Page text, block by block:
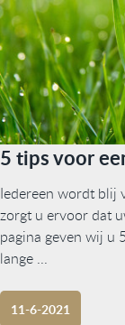
5 tips voor
Iedereen wordt blij
zorgt u ervoor dat
pagina geven wij u
lange ...
11-6-2021